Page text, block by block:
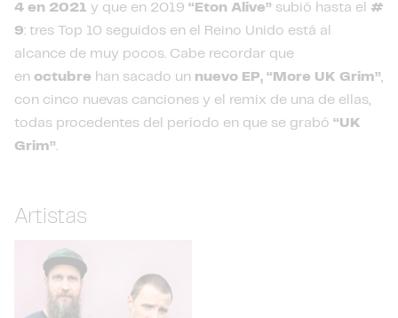
4 en 2021 y que en 2019 “Eton Alive” subió hasta el #
9: tres Top 10 seguidos en el Reino Unido está al
alcance de muy pocos. Cabe recordar que
en octubre han sacado un nuevo EP, “More UK Grim”,
con cinco nuevas canciones y el remix de una de ellas,
todas procedentes del período en que se grabó “UK
Grim”.
Artistas